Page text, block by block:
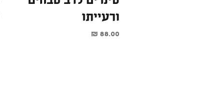
ורעייתו
מחיר